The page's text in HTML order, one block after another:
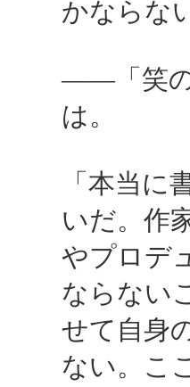
かならな
――「笑の
は。
「本当に
いだ。作
やプロデ
ならない
せて自身
ない。こ